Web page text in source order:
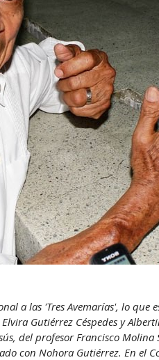
a las 'Tres Avemarías', lo que
Gutiérrez Céspedes y
del profesor Francisco
con Nohora Gutiérrez. En el